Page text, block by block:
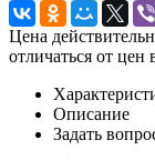
Цена
отличаться от
Описание
Задать